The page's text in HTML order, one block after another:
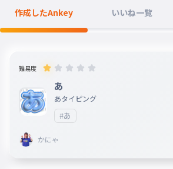
作成したAnkey いいね一覧
難易度
あ
あタイピング
#あ
かにゃ